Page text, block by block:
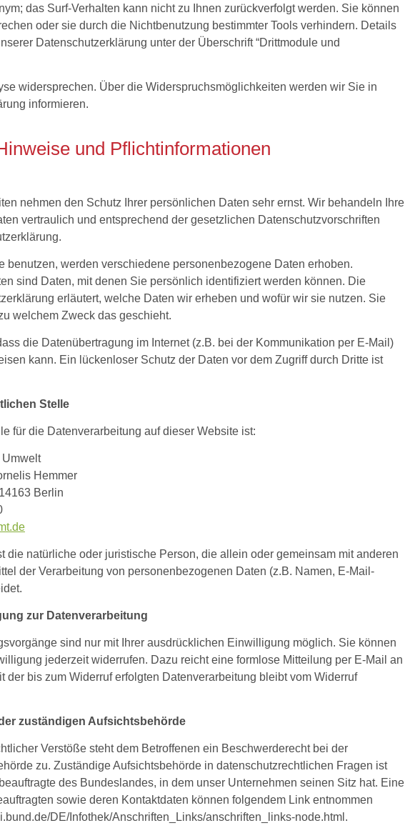
das Surf-Verhalten kann nicht zu Ihnen zurückverfolgt werden. Sie können
oder sie durch die Nichtbenutzung bestimmter Tools verhindern. Details
Datenschutzerklärung unter der Überschrift “Drittmodule und
widersprechen. Über die Widerspruchsmöglichkeiten werden wir Sie in
informieren.
und Pflichtinformationen
nehmen den Schutz Ihrer persönlichen Daten sehr ernst. Wir behandeln Ihre
vertraulich und entsprechend der gesetzlichen Datenschutzvorschriften
benutzen, werden verschiedene personenbezogene Daten erhoben.
sind Daten, mit denen Sie persönlich identifiziert werden können. Die
erläutert, welche Daten wir erheben und wofür wir sie nutzen. Sie
welchem Zweck das geschieht.
die Datenübertragung im Internet (z.B. bei der Kommunikation per E-Mail)
kann. Ein lückenloser Schutz der Daten vor dem Zugriff durch Dritte ist
Stelle
für die Datenverarbeitung auf dieser Website ist:
Umwelt
Hemmer
Berlin
die natürliche oder juristische Person, die allein oder gemeinsam mit anderen
der Verarbeitung von personenbezogenen Daten (z.B. Namen, E-Mail-
zur Datenverarbeitung
sind nur mit Ihrer ausdrücklichen Einwilligung möglich. Sie können
jederzeit widerrufen. Dazu reicht eine formlose Mitteilung per E-Mail an
der bis zum Widerruf erfolgten Datenverarbeitung bleibt vom Widerruf
zuständigen Aufsichtsbehörde
Verstöße steht dem Betroffenen ein Beschwerderecht bei der
zu. Zuständige Aufsichtsbehörde in datenschutzrechtlichen Fragen ist
des Bundeslandes, in dem unser Unternehmen seinen Sitz hat. Eine
sowie deren Kontaktdaten können folgendem Link entnommen
DE/Infothek/Anschriften_Links/anschriften_links-node.html.